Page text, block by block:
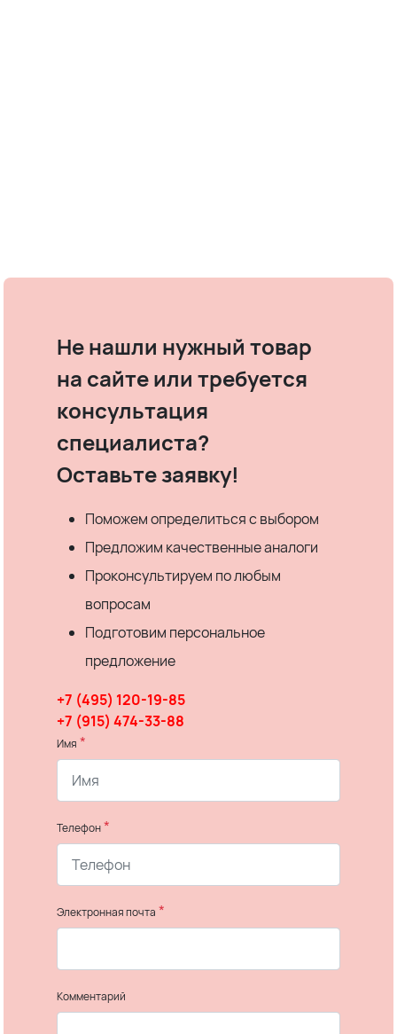
Не нашли нужный товар
на сайте или требуется
консультация
специалиста?
Оставьте заявку!
Поможем определиться с выбором
Предложим качественные аналоги
Проконсультируем по любым
вопросам
Подготовим персональное
предложение
+7 (495) 120-19-85
+7 (915) 474-33-88
Имя *
Телефон*
Электронная почта *
Комментарий